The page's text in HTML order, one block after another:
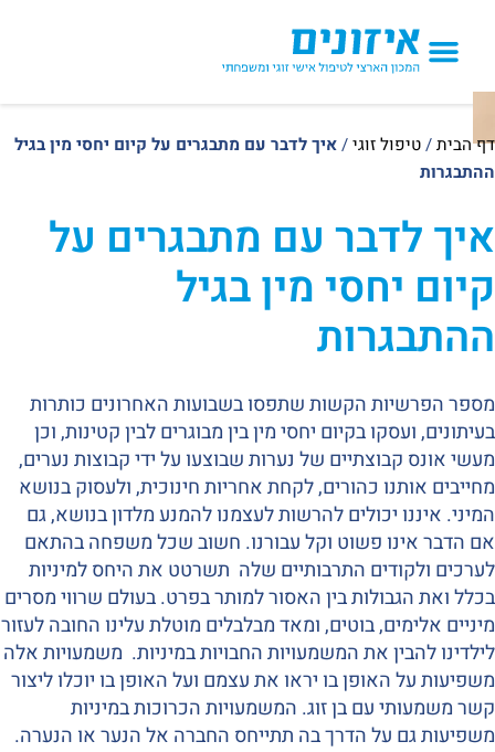
דף הבית/טיפול זוגי/איך לדבר עם מתבגרים על קיום יחסי מין בגיל
ההתבגרות
איך לדבר עם מתבגרים על
קיום יחסי מין בגיל
ההתבגרות
מספר הפרשיות הקשות שתפסו בשבועות האחרונים כותרות
בעיתונים, ועסקו בקיום יחסי מין בין מבוגרים לבין קטינות, וכן
מעשי אונס קבוצתיים של נערות שבוצעו על ידי קבוצות נערים,
מחייבים אותנו כהורים, לקחת אחריות חינוכית, ולעסוק בנושא
המיני. איננו יכולים להרשות לעצמנו להמנע מלדון בנושא, גם
אם הדבר אינו פשוט וקל עבורנו. חשוב שכל משפחה בהתאם
לערכים ולקודים התרבותיים שלה תשרטט את היחס למיניות
בכלל ואת הגבולות בין האסור למותר בפרט. בעולם שרווי מסרים
מיניים אלימים, בוטים, ומאד מבלבלים מוטלת עלינו החובה לעזור
לילדינו להבין את המשמעויות החבויות במיניות. משמעויות אלה
משפיעות על האופן בו יראו את עצמם ועל האופן בו יוכלו ליצור
קשר משמעותי עם בן זוג. המשמעויות הכרוכות במיניות
משפיעות גם על הדרך בה תתייחס החברה אל הנער או הנערה.